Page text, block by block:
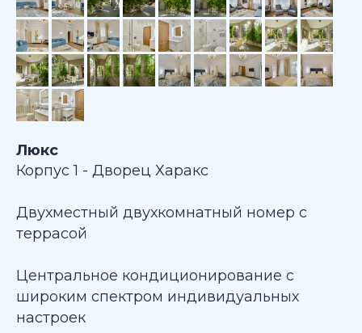
Люкс
Корпус 1 - Дворец Харакс
Двухместный двухкомнатный номер с
террасой
Центральное кондиционирование с
широким спектром индивидуальных
настроек